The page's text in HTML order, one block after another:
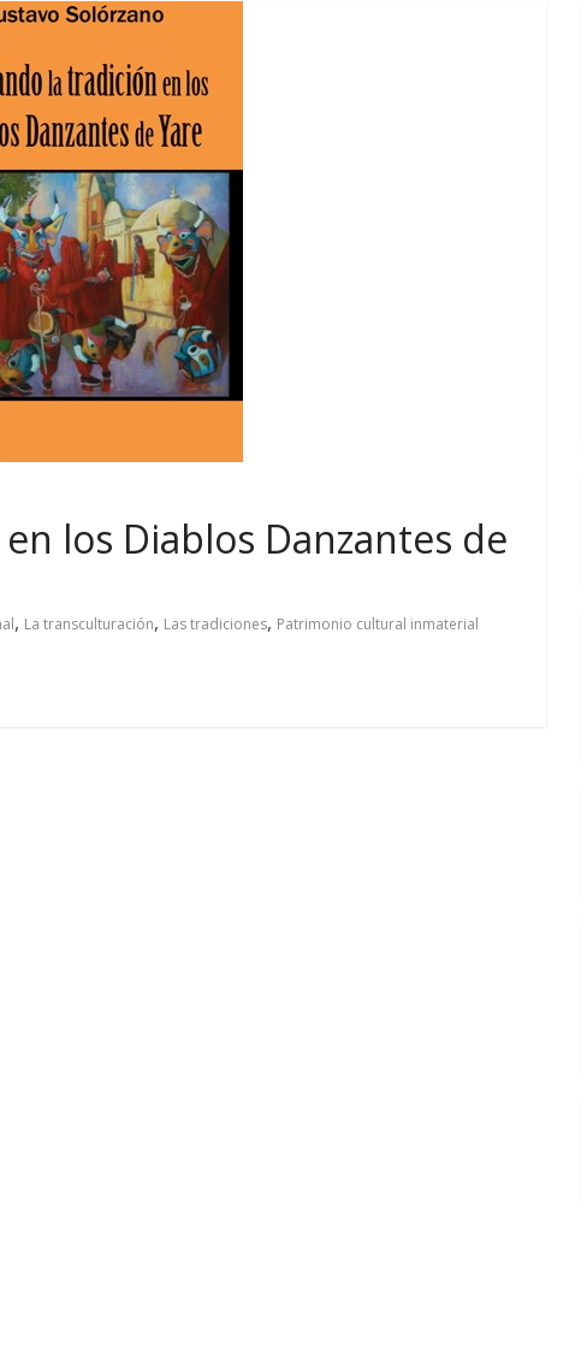
los Diablos Danzantes de
, La transculturación, Las tradiciones, Patrimonio cultural inmaterial